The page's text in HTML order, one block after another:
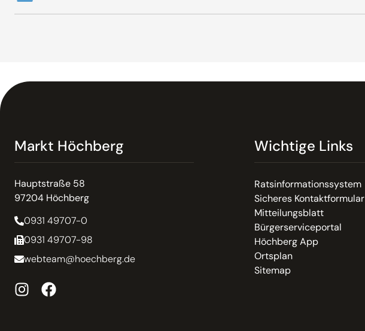
Markt Höchberg
Hauptstraße 58
97204 Höchberg
0931 49707-0
0931 49707-98
webteam@hoechberg.de
Wichtige Links
Ratsinformationssystem
Sicheres Kontaktformular
Mitteilungsblatt
Bürgerserviceportal
Höchberg App
Ortsplan
Sitemap